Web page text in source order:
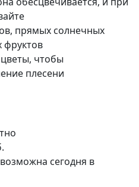
прямых солнечных
фруктов
чтобы
плесени
сегодня в